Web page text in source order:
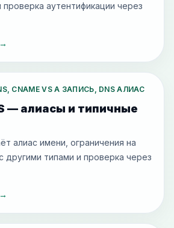
проверка аутентификации через
→
CNAME VS A ЗАПИСЬ, DNS АЛИАС
— алиасы и типичные
алиас имени, ограничения на
другими типами и проверка через
→